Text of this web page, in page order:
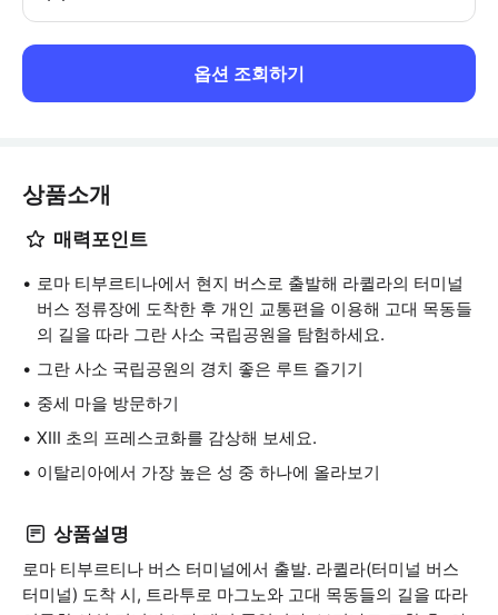
옵션 조회하기
상품소개
매력포인트
로마 티부르티나에서 현지 버스로 출발해 라퀼라의 터미널
버스 정류장에 도착한 후 개인 교통편을 이용해 고대 목동들
의 길을 따라 그란 사소 국립공원을 탐험하세요.
그란 사소 국립공원의 경치 좋은 루트 즐기기
중세 마을 방문하기
XIII 초의 프레스코화를 감상해 보세요.
이탈리아에서 가장 높은 성 중 하나에 올라보기
상품설명
로마 티부르티나 버스 터미널에서 출발. 라퀼라(터미널 버스
터미널) 도착 시, 트라투로 마그노와 고대 목동들의 길을 따라